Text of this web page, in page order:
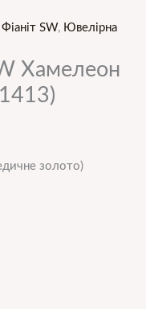
Фіаніт SW, Ювелірна
Хамелеон
золото)